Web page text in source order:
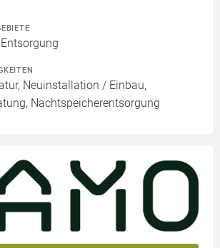
Neuinstallation / Einbau,
Nachtspeicherentsorgung